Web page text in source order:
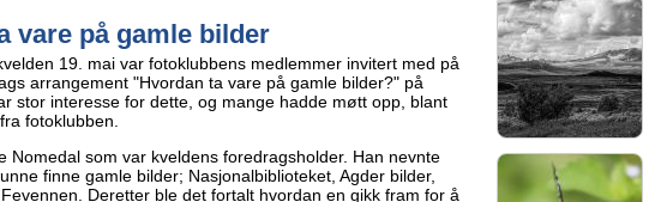
vare på gamle bilder
19. mai var fotoklubbens medlemmer invitert med på
arrangement "Hvordan ta vare på gamle bilder?" på
stor interesse for dette, og mange hadde møtt opp, blant
fotoklubben.
Nomedal som var kveldens foredragsholder. Han nevnte
finne gamle bilder; Nasjonalbiblioteket, Agder bilder,
Deretter ble det fortalt hvordan en gikk fram for å